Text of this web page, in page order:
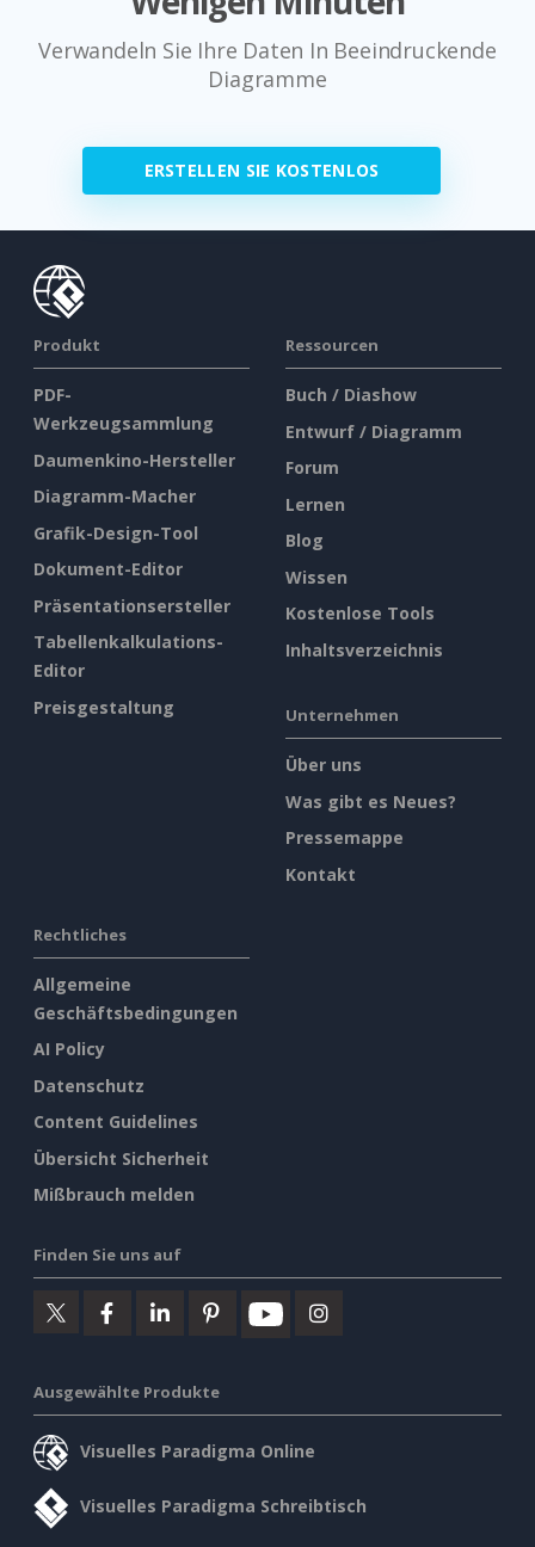
Verwandeln Sie Ihre Daten In Beeindruckende
Diagramme
ERSTELLEN SIE KOSTENLOS
Produkt
PDF-
Werkzeugsammlung
Daumenkino-Hersteller
Diagramm-Macher
Grafik-Design-Tool
Dokument-Editor
Präsentationsersteller
Tabellenkalkulations-
Editor
Preisgestaltung
Ressourcen
Buch / Diashow
Entwurf / Diagramm
Forum
Lernen
Blog
Wissen
Kostenlose Tools
Inhaltsverzeichnis
Unternehmen
Über uns
Was gibt es Neues?
Pressemappe
Kontakt
Rechtliches
Allgemeine
Geschäftsbedingungen
AI Policy
Datenschutz
Content Guidelines
Übersicht Sicherheit
Mißbrauch melden
Finden Sie uns auf
Ausgewählte Produkte
Visuelles Paradigma Online
Visuelles Paradigma Schreibtisch